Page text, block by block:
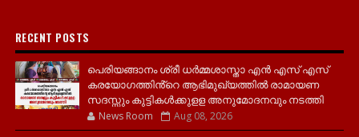
RECENT POSTS
പെരിയങ്ങാനം ശ്രീ ധർമ്മശാസ്താ എൻ എസ് എസ്
കരയോഗത്തിൻ്റെ ആഭിമുഖ്യത്തിൽ രാമായണ
സദസ്സും കുട്ടികൾക്കുളള അനുമോദനവും നടത്തി
News Room Aug 08, 2026